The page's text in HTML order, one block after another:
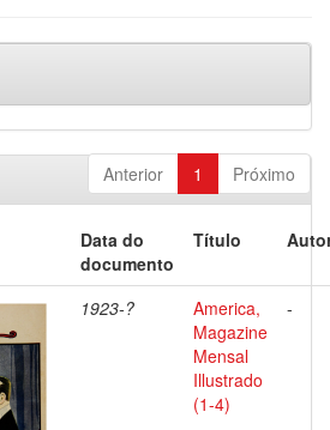
Anterior 1 Próximo
Data do
documento
Título
1923-?
America,
Magazine
Mensal
Illustrado
(1-4)
-